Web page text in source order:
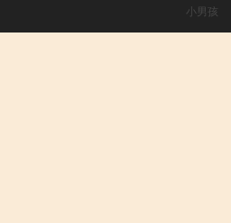
小男孩